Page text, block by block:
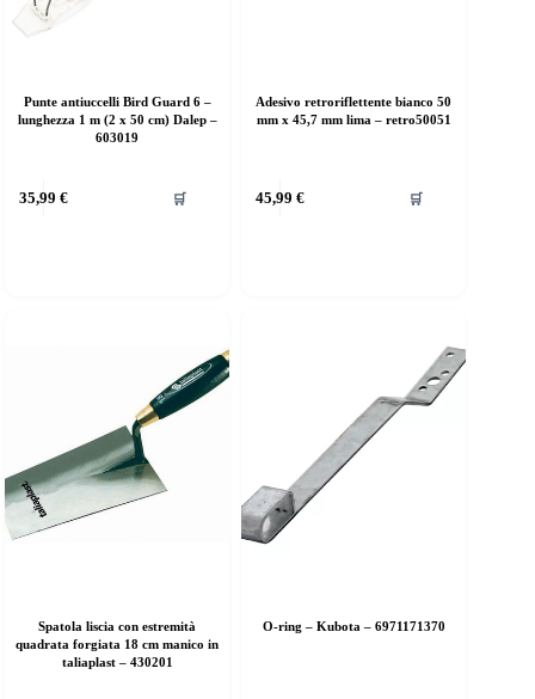
Punte antiuccelli Bird Guard 6 –
lunghezza 1 m (2 x 50 cm) Dalep –
603019
35,99 € 🛒
Adesivo retroriflettente bianco 50
mm x 45,7 mm lima – retro50051
45,99 € 🛒
Spatola liscia con estremità
quadrata forgiata 18 cm manico in
taliaplast – 430201
O-ring – Kubota – 6971171370